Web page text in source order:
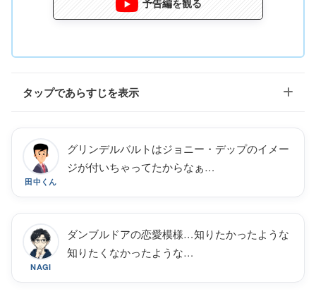
タップであらすじを表示
魔法界と人間界の支配をたくらむ黒い魔法使い・グリンデルバル
ド。彼に対抗するため、魔法生物学者のニュートは、魔法使いの仲
間たちと人間を集めたチームを結成。グリンデルバルドに立ち向か
引用元：U-NEXT
田中くん
グリンデルバルトはジョニー・デップのイメー
ジが付いちゃってたからなぁ…
NAGI
ダンブルドアの恋愛模様…知りたかったような
知りたくなかったような…